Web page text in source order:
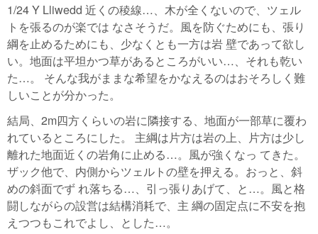
1/24 Y Lliwedd 近くの稜線…、木が全くないので、ツェル
トを張るのが楽では なさそうだ。風を防ぐためにも、張り
綱を止めるためにも、少なくとも一方は岩 壁であって欲し
い。地面は平坦かつ草があるところがいい…、それも乾い
た…。 そんな我がままな希望をかなえるのはおそろしく難
しいことが分かった。
結局、2m四方くらいの岩に隣接する、地面が一部草に覆わ
れているところにした。 主綱は片方は岩の上、片方は少し
離れた地面近くの岩角に止める…。風が強くなっ てきた。
ザック他で、内側からツェルトの壁を押える。おっと、斜
めの斜面でず れ落ちる…、引っ張りあげて、と…。風と格
闘しながらの設営は結構消耗で、主 綱の固定点に不安を抱
えつつもこれでよし、とした…。